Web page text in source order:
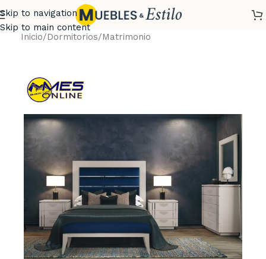
Skip to navigation
Skip to main content
Inicio/Dormitorios/Matrimonio